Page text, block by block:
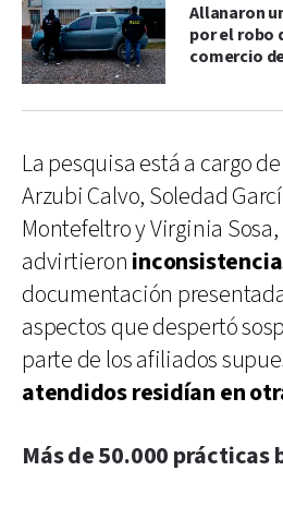
Allanaron
por el robo
comercio
La pesquisa está a cargo
Arzubi Calvo, Soledad
Montefeltro y Virginia
advirtieron
documentación
aspectos que despertó
parte de los afiliados
atendidos residían en
Más de 50.000 prácticas